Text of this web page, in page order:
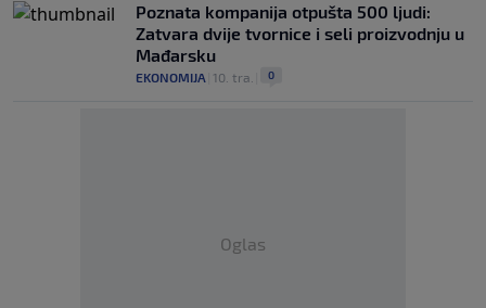
Poznata kompanija otpušta 500 ljudi:
Zatvara dvije tvornice i seli proizvodnju u
Mađarsku
EKONOMIJA 10. tra. 0
Oglas